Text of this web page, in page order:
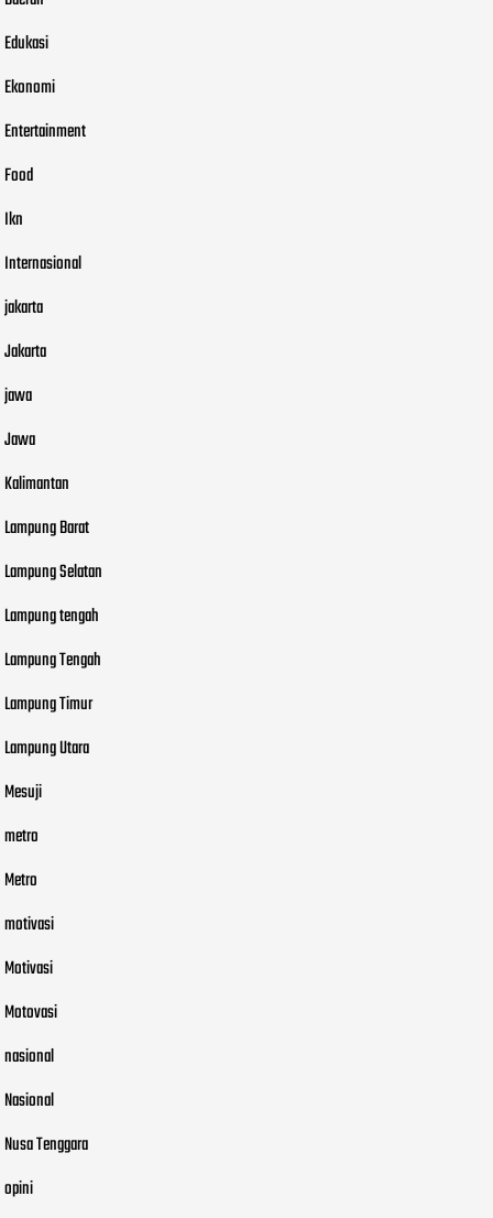
Edukasi
Ekonomi
Entertainment
Food
Ikn
Internasional
jakarta
Jakarta
jawa
Jawa
Kalimantan
Lampung Barat
Lampung Selatan
Lampung tengah
Lampung Tengah
Lampung Timur
Lampung Utara
Mesuji
metro
Metro
motivasi
Motivasi
Motovasi
nasional
Nasional
Nusa Tenggara
opini